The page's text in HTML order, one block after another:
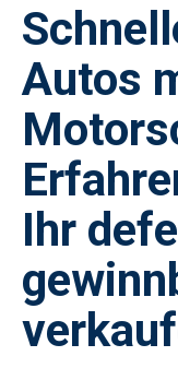
Autos
Ihr